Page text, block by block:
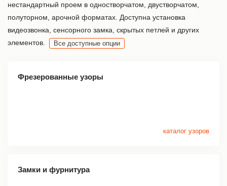
нестандартный проем в одностворчатом, двустворчатом,
полуторном, арочной форматах. Доступна установка
видеозвонка, сенсорного замка, скрытых петлей и других
элементов.
Все доступные опции
Фрезерованные узоры
каталог узоров
Замки и фурнитура